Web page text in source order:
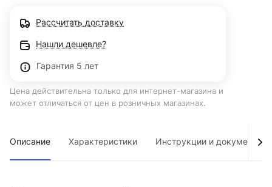
Рассчитать доставку
Нашли дешевле?
Гарантия 5 лет
Цена действительна только для интернет-магазина и
может отличаться от цен в розничных магазинах.
Описание Характеристики Инструкции и документы